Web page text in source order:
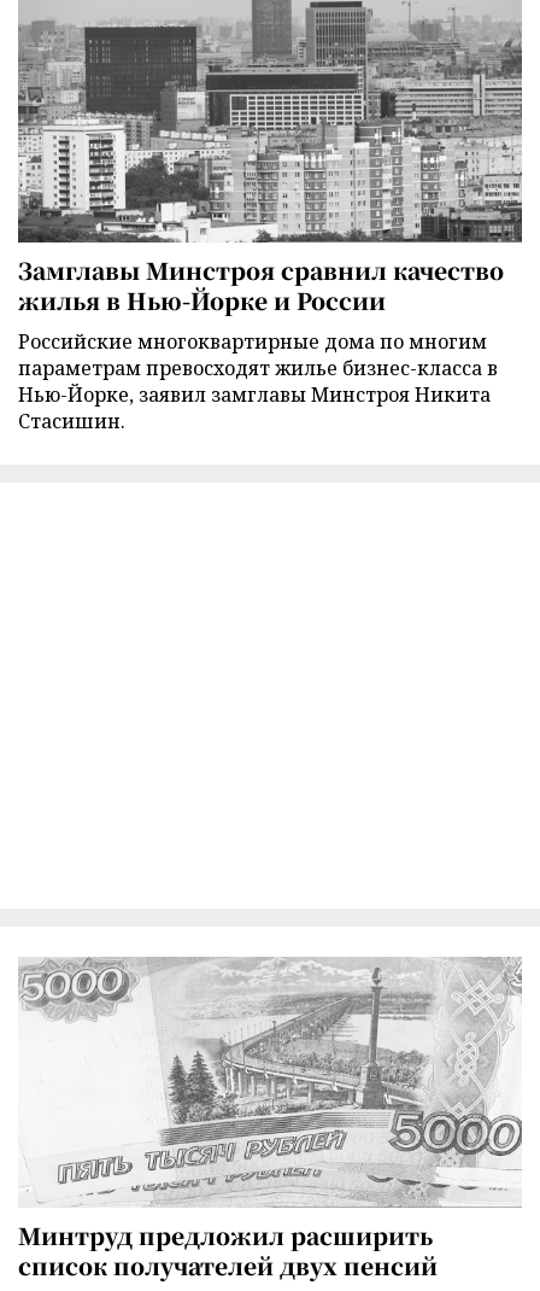
Замглавы Минстроя сравнил качество
жилья в Нью-Йорке и России
Российские многоквартирные дома по многим
параметрам превосходят жилье бизнес-класса в
Нью-Йорке, заявил замглавы Минстроя Никита
Стасишин.
Минтруд предложил расширить
список получателей двух пенсий